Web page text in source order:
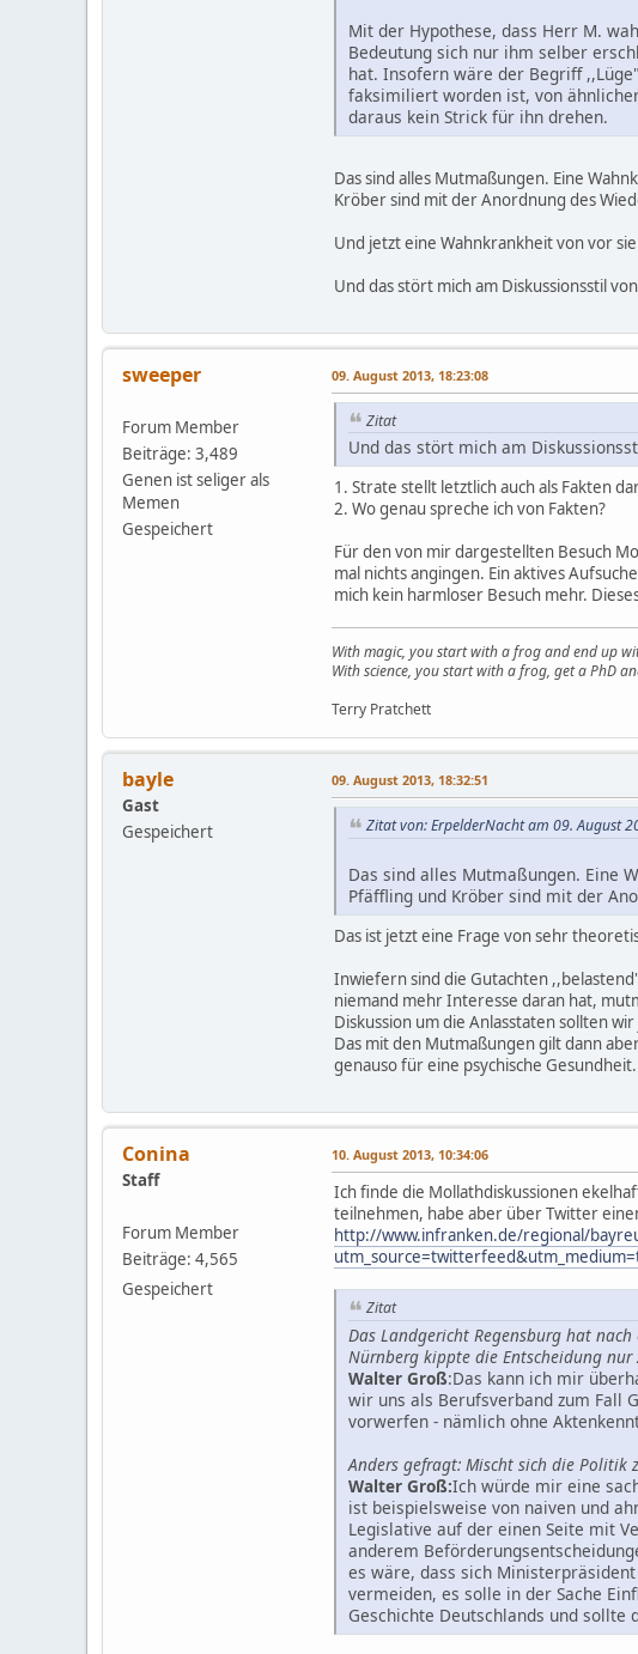
Mit der Hypothese, dass Herr M.
Bedeutung sich nur ihm selber
hat. Insofern wäre der Begriff
faksimiliert worden ist, von
daraus kein Strick für ihn drehen.
Das sind alles Mutmaßungen. Eine
Kröber sind mit der Anordnung des
Und jetzt eine Wahnkrankheit von vor
Und das stört mich am Diskussionsstil
sweeper
Forum Member
Beiträge: 3,489
Genen ist seliger als
Memen
Gespeichert
09. August 2013, 18:23:08
Zitat
Und das stört mich am
1. Strate stellt letztlich auch als Fakten
2. Wo genau spreche ich von Fakten?
Für den von mir dargestellten Besuch
mal nichts angingen. Ein aktives
mich kein harmloser Besuch mehr.
With magic, you start with a frog and end up
With science, you start with a frog, get a PhD
Terry Pratchett
bayle
Gast
Gespeichert
09. August 2013, 18:32:51
Zitat von: ErpelderNacht am 09. August
Das sind alles Mutmaßungen. Eine
Pfäffling und Kröber sind mit der
Das ist jetzt eine Frage von sehr
Inwiefern sind die Gutachten
niemand mehr Interesse daran hat,
Diskussion um die Anlasstaten sollten
Das mit den Mutmaßungen gilt dann
genauso für eine psychische Gesundheit.
Conina
Staff
Forum Member
Beiträge: 4,565
Gespeichert
10. August 2013, 10:34:06
Ich finde die Mollathdiskussionen
teilnehmen, habe aber über Twitter
http://www.infranken.de/regional/
Zitat
Das Landgericht Regensburg hat
Nürnberg kippte die Entscheidung nur
Walter Groß:Das kann ich mir
wir uns als Berufsverband zum Fall
vorwerfen - nämlich ohne
Anders gefragt: Mischt sich die Politik
Walter Groß:Ich würde mir eine
ist beispielsweise von naiven und
Legislative auf der einen Seite mit
anderem
es wäre, dass sich
vermeiden, es solle in der Sache
Geschichte Deutschlands und sollte